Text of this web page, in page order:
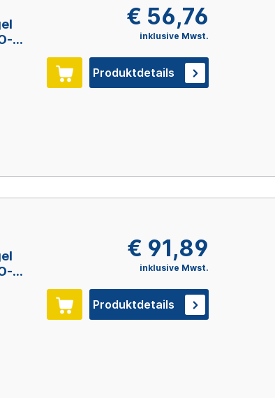
€ 56,76
inklusive Mwst.
Produktdetails
€ 91,89
inklusive Mwst.
Produktdetails